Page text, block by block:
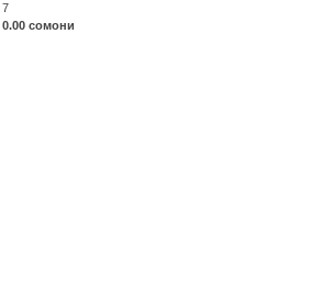
7
0.00 сомони